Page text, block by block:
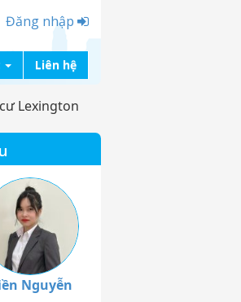
Đăng nhập
Liên hệ
Lexington
Nguyễn